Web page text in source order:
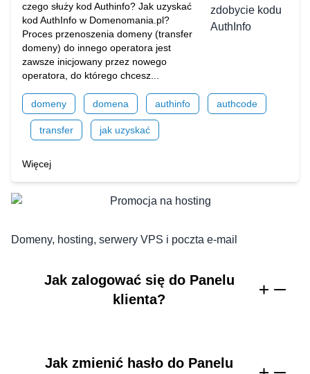
czego służy kod Authinfo? Jak uzyskać
kod AuthInfo w Domenomania.pl?
Proces przenoszenia domeny (transfer
domeny) do innego operatora jest
zawsze inicjowany przez nowego
operatora, do którego chcesz...
domeny domena authinfo authcode
transfer jak uzyskać
Więcej
Domeny, hosting, serwery VPS i poczta e-mail
Jak zalogować się do Panelu
klienta?
Jak zmienić hasło do Panelu